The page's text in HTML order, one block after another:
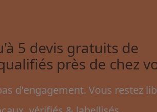
5 devis gratuits de
près de chez
d'engagement. Vous restez